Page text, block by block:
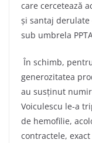
care cercetează
și santaj
sub umbrela
În schimb,
generozitatea
au susținut
Voiculescu le-a
de hemofilie,
contractele,